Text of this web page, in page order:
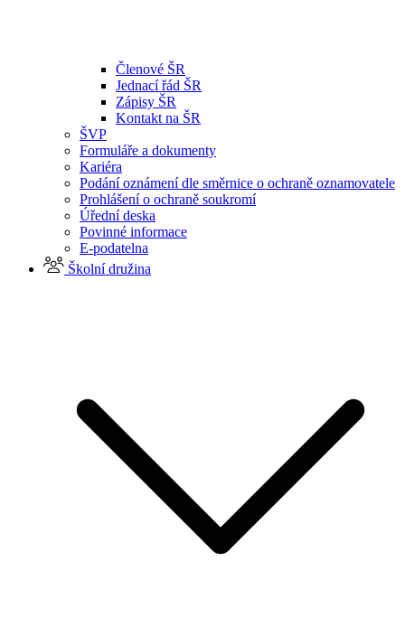
Členové ŠR
Jednací řád ŠR
Zápisy ŠR
Kontakt na ŠR
ŠVP
Formuláře a dokumenty
Kariéra
Podání oznámení dle směrnice o ochraně oznamovatele
Prohlášení o ochraně soukromí
Úřední deska
Povinné informace
E-podatelna
Školní družina